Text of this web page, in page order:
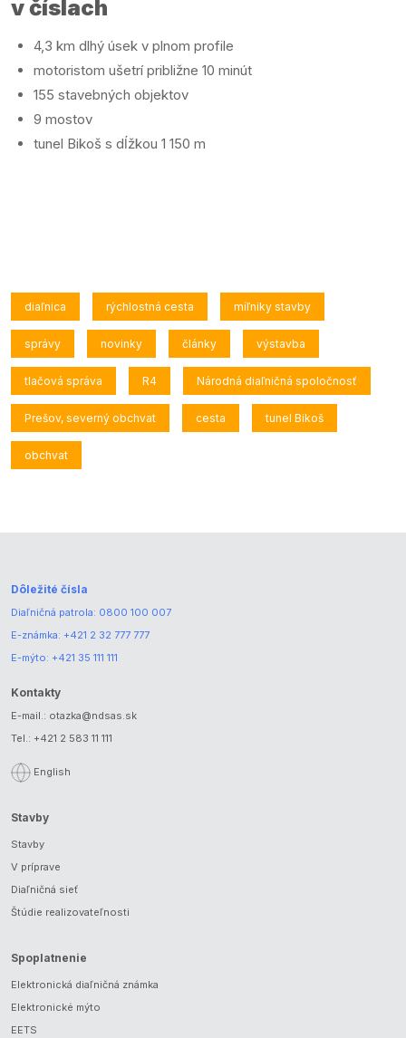
v číslach
4,3 km dlhý úsek v plnom profile
motoristom ušetrí približne 10 minút
155 stavebných objektov
9 mostov
tunel Bikoš s dĺžkou 1 150 m
diaľnica rýchlostná cesta míľniky stavby
správy novinky články výstavba
tlačová správa R4 Národná diaľničná spoločnosť
Prešov, severný obchvat cesta tunel Bikoš
obchvat
Dôležité čísla
Diaľničná patrola: 0800 100 007
E-známka: +421 2 32 777 777
E-mýto: +421 35 111 111
Kontakty
E-mail.: otazka@ndsas.sk
Tel.: +421 2 583 11 111
English
Stavby
Stavby
V príprave
Diaľničná sieť
Štúdie realizovateľnosti
Spoplatnenie
Elektronická diaľničná známka
Elektronické mýto
EETS